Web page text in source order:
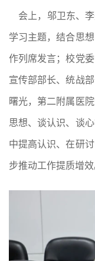
会上，邬卫东、李
学习主题，结合思
作列席发言；校党
宣传部部长、统战
曙光，第二附属医
思想、谈认识、谈
中提高认识、在研
步推动工作提质增效